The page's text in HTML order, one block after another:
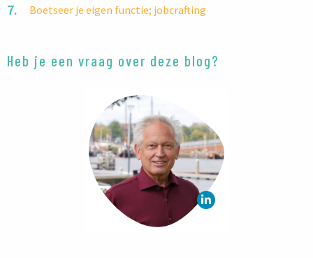
Boetseer je eigen functie; jobcrafting
Heb je een vraag over deze blog?